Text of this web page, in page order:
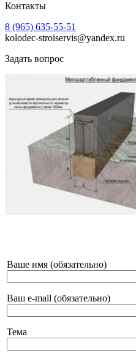
Контакты
8 (965) 635-55-51
kolodec-stroiservis@yandex.ru
Задать вопрос
Ваше имя (обязательно)
Ваш e-mail (обязательно)
Тема